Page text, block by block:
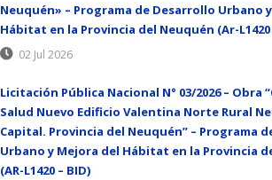
Neuquén» – Programa de Desarrollo Urbano
Hábitat en la Provincia del Neuquén (Ar-L1420
02 Jul 2026
Licitación Pública Nacional N° 03/2026 – Obra
Salud Nuevo Edificio Valentina Norte Rural
Capital. Provincia del Neuquén” – Programa
Urbano y Mejora del Hábitat en la Provincia
(AR-L1420 – BID)